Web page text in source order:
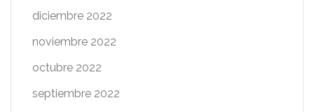
diciembre 2022
noviembre 2022
octubre 2022
septiembre 2022